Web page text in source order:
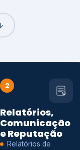
2
Relatórios,
Comunicação
e Reputação
Relatórios de